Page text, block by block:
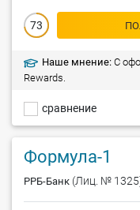
сравнение
73
Наше мнение: С
Rewards.
Формула-1
РРБ-Банк (Лиц. №